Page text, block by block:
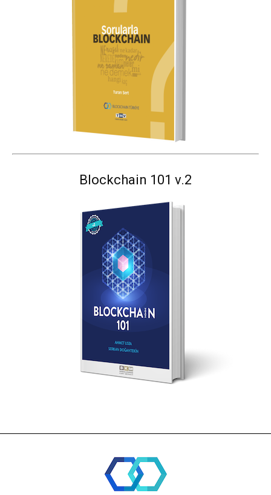
Blockchain 101 v.2